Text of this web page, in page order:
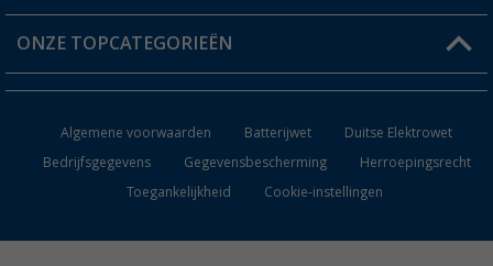
Verlanglijstje
Catalogus
ONZE TOPCATEGORIEËN
Keukenaccessoires
Campingmeubilair
Campingtoiletten
Algemene voorwaarden Batterijwet
Duitse Elektrowet
Bedrijfsgegevens
Gegevensbescherming
Herroepingsrecht
Toegankelijkheid
Cookie-instellingen